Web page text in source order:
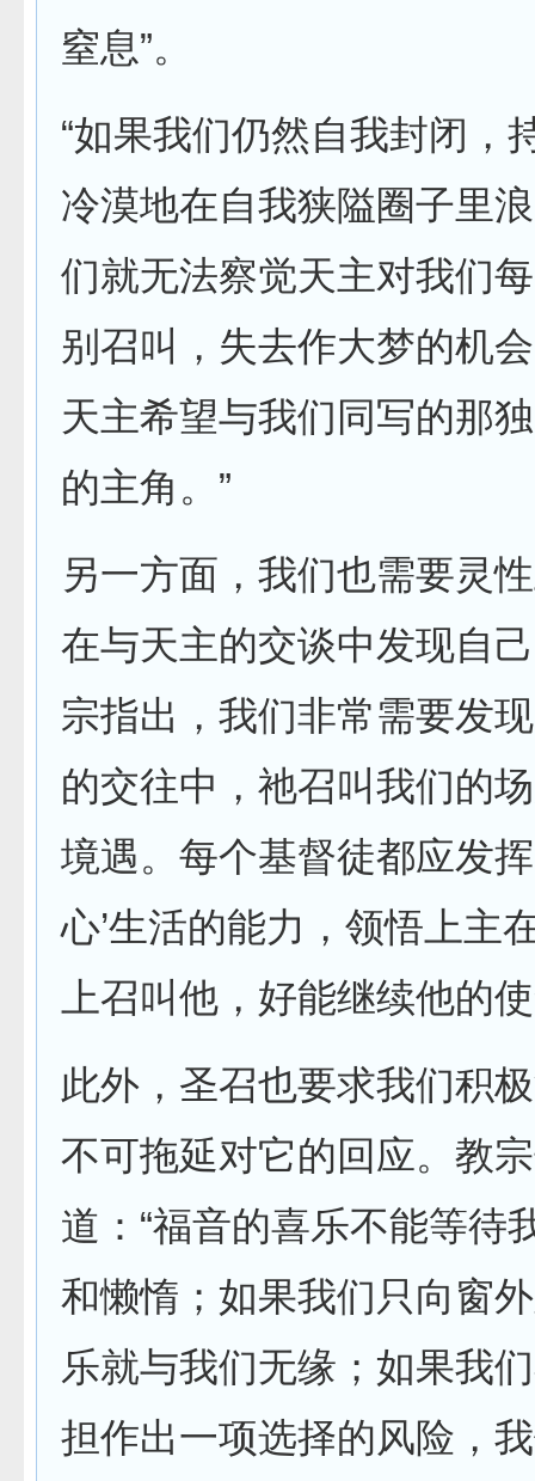
窒息”。
“如果我们仍然自我封闭，
冷漠地在自我狭隘圈子里
们就无法察觉天主对我们
别召叫，失去作大梦的机
天主希望与我们同写的那
的主角。”
另一方面，我们也需要灵
在与天主的交谈中发现自
宗指出，我们非常需要发
的交往中，祂召叫我们的
境遇。每个基督徒都应发挥
心’生活的能力，领悟上主
上召叫他，好能继续他的
此外，圣召也要求我们积
不可拖延对它的回应。教
道：“福音的喜乐不能等待
和懒惰；如果我们只向窗
乐就与我们无缘；如果我
担作出一项选择的风险，